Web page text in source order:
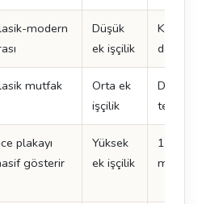
modern
Düşük
ek işçilik
Kenar
mutfak
Orta ek
işçilik
Doğal
tercih
plakayı
gösterir
Yüksek
ek işçilik
12
mm